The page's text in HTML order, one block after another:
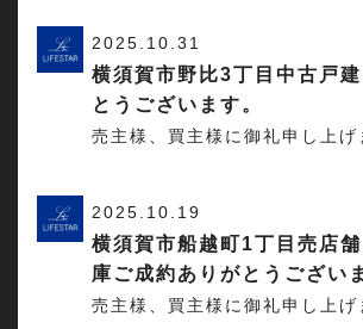
2025.10.31
横須賀市野比3丁目中古戸
とうございます。
売主様、買主様に御礼申し上げ
2025.10.19
横須賀市船越町1丁目売店
庫ご成約ありがとうござい
売主様、買主様に御礼申し上げ